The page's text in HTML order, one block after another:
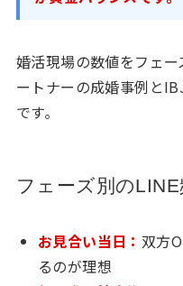
婚活現場の数値をフェ
ートナーの成婚事例と
です。
フェーズ別のLINE
お見合い当日： 双方
るのが理想